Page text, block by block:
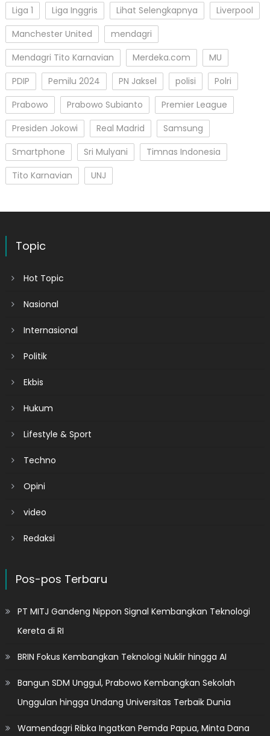
Liga 1
Liga Inggris Lihat Selengkapnya
Liverpool
Manchester United
mendagri
Mendagri Tito Karnavian
Merdeka.com
MU
PDIP
Pemilu 2024 PN Jaksel polisi
Polri
Prabowo
Prabowo Subianto
Premier League
Presiden Jokowi
Real Madrid
Samsung
Smartphone
Sri Mulyani
Timnas Indonesia
Tito Karnavian
UNJ
Topic
Hot Topic
Nasional
Internasional
Politik
Ekbis
Hukum
Lifestyle & Sport
Techno
Opini
video
Redaksi
Pos-pos Terbaru
PT MITJ Gandeng Nippon Signal Kembangkan Teknologi
Kereta di RI
BRIN Fokus Kembangkan Teknologi Nuklir hingga AI
Bangun SDM Unggul, Prabowo Kembangkan Sekolah
Unggulan hingga Undang Universitas Terbaik Dunia
Wamendagri Ribka Ingatkan Pemda Papua, Minta Dana